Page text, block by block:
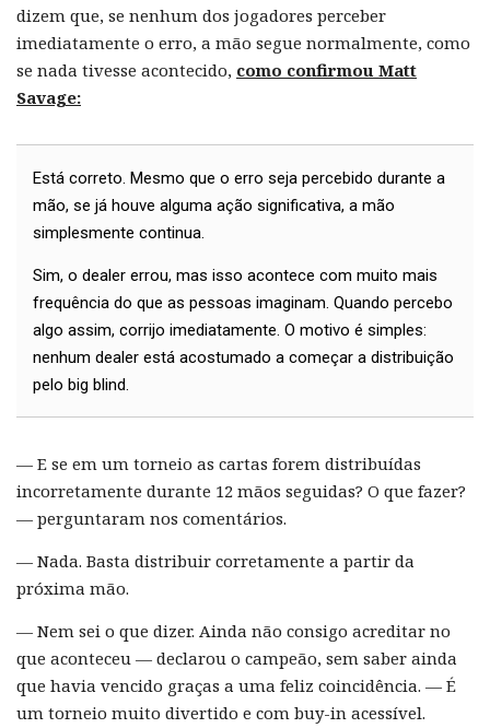
dizem que, se nenhum dos jogadores perceber
imediatamente o erro, a mão segue normalmente, como
se nada tivesse acontecido, como confirmou Matt
Savage:
Está correto. Mesmo que o erro seja percebido durante a
mão, se já houve alguma ação significativa, a mão
simplesmente continua.
Sim, o dealer errou, mas isso acontece com muito mais
frequência do que as pessoas imaginam. Quando percebo
algo assim, corrijo imediatamente. O motivo é simples:
nenhum dealer está acostumado a começar a distribuição
pelo big blind.
— E se em um torneio as cartas forem distribuídas
incorretamente durante 12 mãos seguidas? O que fazer?
— perguntaram nos comentários.
— Nada. Basta distribuir corretamente a partir da
próxima mão.
— Nem sei o que dizer. Ainda não consigo acreditar no
que aconteceu — declarou o campeão, sem saber ainda
que havia vencido graças a uma feliz coincidência. — É
um torneio muito divertido e com buy-in acessível.